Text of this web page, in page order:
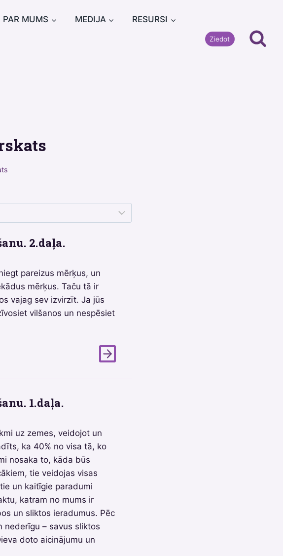
PAR MUMS MEDIJA RESURSI
Ziedot
2.daļa.
pareizus mērķus, un
mērķus. Taču tā ir
vajag sev izvirzīt. Ja jūs
vilšanos un nespēsiet
1.daļa.
uz zemes, veidojot un
ka 40% no visa tā, ko
nosaka to, kāda būs
tie veidojas visas
un kaitīgie paradumi
katram no mums ir
un sliktos ieradumus. Pēc
nederīgu – savus sliktos
doto aicinājumu un